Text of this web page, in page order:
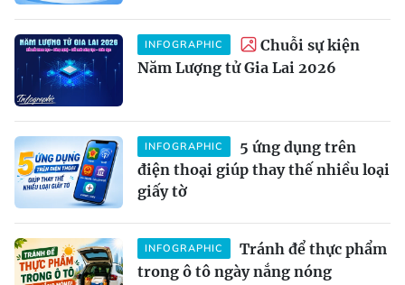
INFOGRAPHIC
Chuỗi sự kiện
Năm Lượng tử Gia Lai 2026
INFOGRAPHIC
5 ứng dụng trên
điện thoại giúp thay thế nhiều loại
giấy tờ
INFOGRAPHIC
Tránh để thực phẩm
trong ô tô ngày nắng nóng